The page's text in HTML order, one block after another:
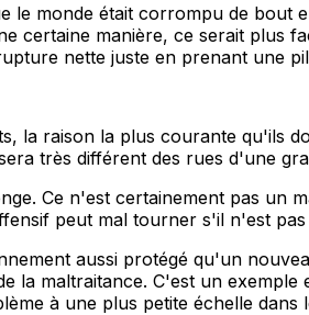
le monde était corrompu de bout
certaine manière, ce serait plus
nette juste en prenant une
la raison la plus courante qu'ils
très différent des rues d'une
Ce n'est certainement pas un
peut mal tourner s'il n'est pas
aussi protégé qu'un
la maltraitance. C'est un
à une plus petite échelle dans